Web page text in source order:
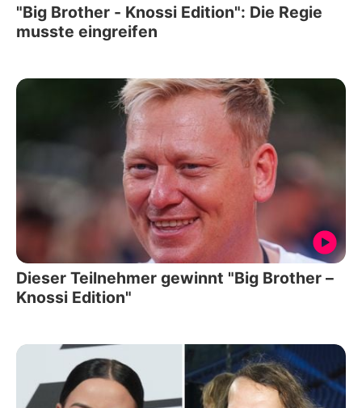
"Big Brother - Knossi Edition": Die Regie
musste eingreifen
Dieser Teilnehmer gewinnt "Big Brother –
Knossi Edition"